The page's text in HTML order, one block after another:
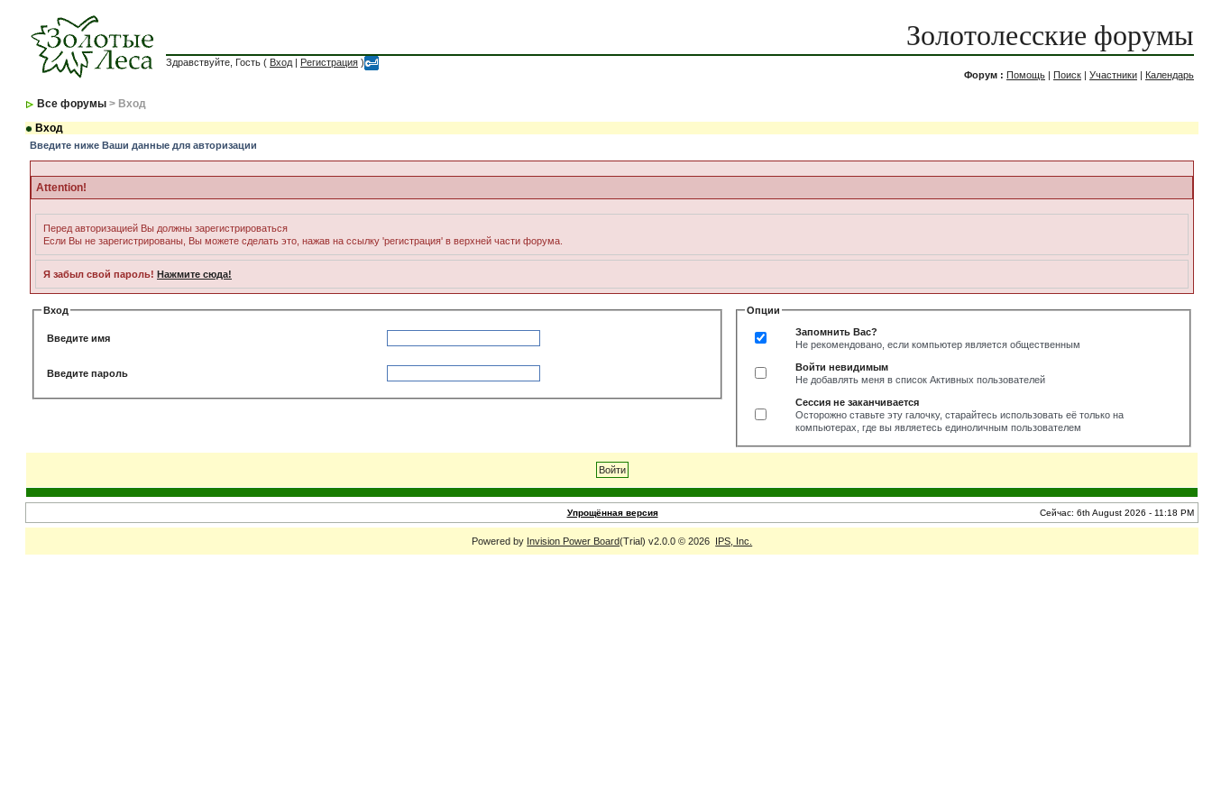
Золотолесские форумы
Здравствуйте, Гость ( Вход | Регистрация )
Форум : Помощь | Поиск | Участники | Календарь
Все форумы > Вход
Вход
Введите ниже Ваши данные для авторизации
Attention!
Перед авторизацией Вы должны зарегистрироваться
Если Вы не зарегистрированы, Вы можете сделать это, нажав на ссылку 'регистрация' в верхней части форума.
Я забыл свой пароль! Нажмите сюда!
Вход
Введите имя
Введите пароль
Опции
Запомнить Вас?
Не рекомендовано, если компьютер является общественным
Войти невидимым
Не добавлять меня в список Активных пользователей
Сессия не заканчивается
Осторожно ставьте эту галочку, старайтесь использовать её только на
компьютерах, где вы являетесь единоличным пользователем
Упрощённая версия Сейчас: 6th August 2026 - 11:18 PM
Powered by Invision Power Board(Trial) v2.0.0 © 2026 IPS, Inc.